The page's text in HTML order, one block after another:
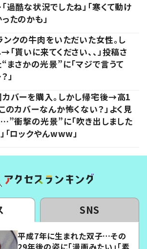
過酷な状況でしたね」「寒くて動け
たのかも」
ンクの牛肉をいただいた女性。し
「貰いに来てください、、」投稿さ
まさかの光景”に「マジで言うて
」
バーを購入。しかし帰宅後→高1
のカバーなんか怖くない？」よく見
…”衝撃の光景”に「吹き出しました
「ロックやんwww」
SNS
平成7年に生まれた双子…その
29年後の姿に「漫画みたい」「素